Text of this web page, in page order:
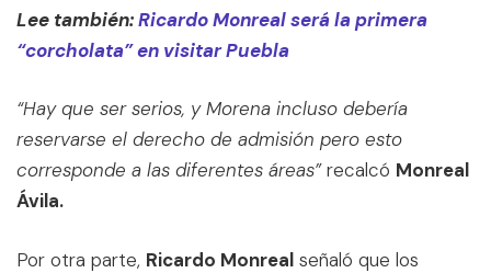
Lee también:Ricardo Monreal será la primera
“corcholata” en visitar Puebla
“Hay que ser serios, y Morena incluso debería
reservarse el derecho de admisión pero esto
corresponde a las diferentes áreas”recalcó Monreal
Ávila.
Por otra parte, Ricardo Monreal señaló que los